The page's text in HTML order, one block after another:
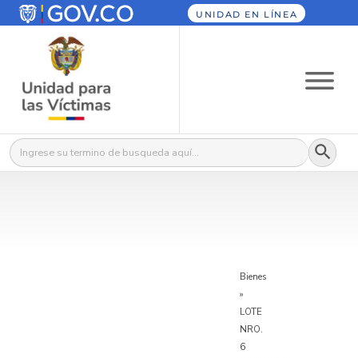
UNIDAD EN LÍNEA
Buscar: Botón
Bienes
»
LOTE
NRO.
6